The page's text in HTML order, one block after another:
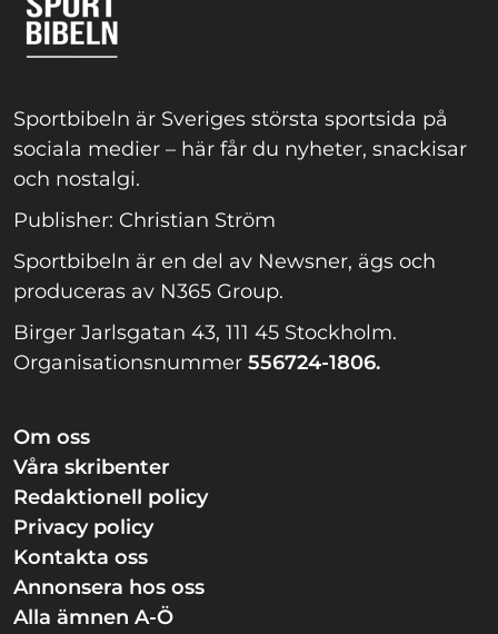
Sportbibeln är Sveriges största sportsida på
sociala medier – här får du nyheter, snackisar
och nostalgi.
Publisher: Christian Ström
Sportbibeln är en del av Newsner, ägs och
produceras av N365 Group.
Birger Jarlsgatan 43, 111 45 Stockholm.
Organisationsnummer 556724-1806.
Om oss
Våra skribenter
Redaktionell policy
Privacy policy
Kontakta oss
Annonsera hos oss
Alla ämnen A-Ö